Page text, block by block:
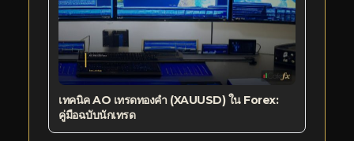
เทคนิค AO เทรดทองคำ (XAUUSD) ใน Forex:
คู่มือฉบับนักเทรด